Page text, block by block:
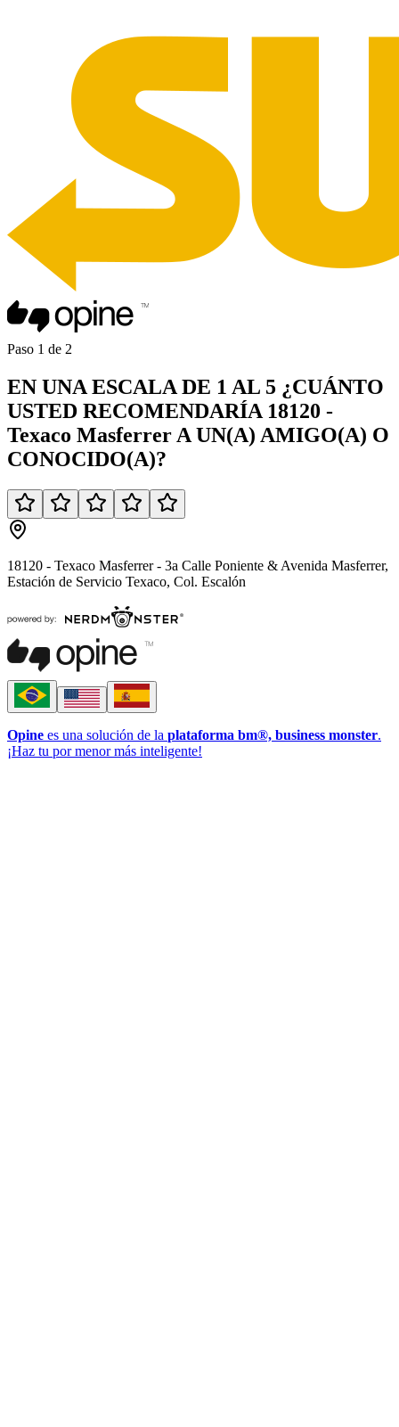
Paso 1 de 2
EN UNA ESCALA DE 1 AL 5 ¿CUÁNTO
USTED RECOMENDARÍA 18120 -
Texaco Masferrer A UN(A) AMIGO(A) O
CONOCIDO(A)?
18120 - Texaco Masferrer - 3a Calle Poniente & Avenida Masferrer,
Estación de Servicio Texaco, Col. Escalón
Opine es una solución de la plataforma bm®, business monster.
¡Haz tu por menor más inteligente!